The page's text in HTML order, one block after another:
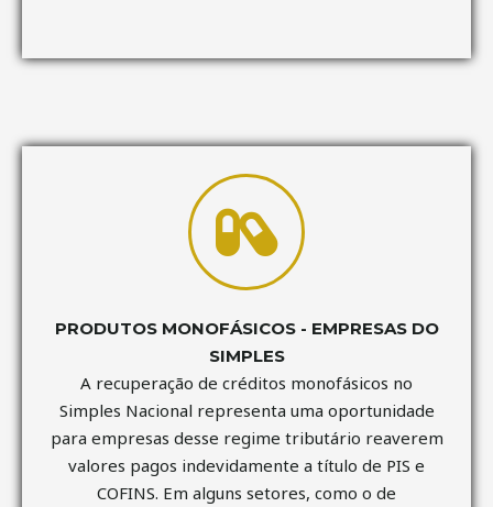
PRODUTOS MONOFÁSICOS - EMPRESAS DO
SIMPLES
A recuperação de créditos monofásicos no
Simples Nacional representa uma oportunidade
para empresas desse regime tributário reaverem
valores pagos indevidamente a título de PIS e
COFINS. Em alguns setores, como o de